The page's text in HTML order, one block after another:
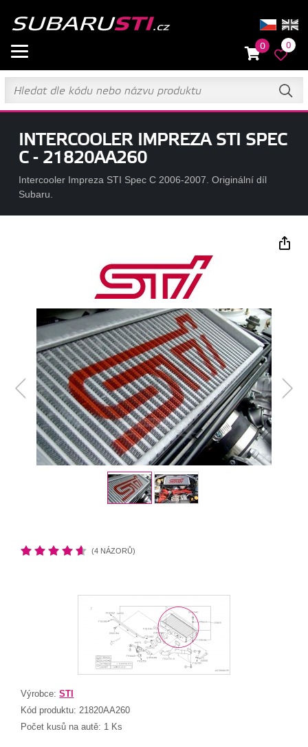
0 0
INTERCOOLER IMPREZA STI SPEC
C - 21820AA260
Intercooler Impreza STI Spec C 2006-2007. Originální díl
Subaru.
(4 NÁZORŮ)
Výrobce:STI
Kód produktu:21820AA260
Počet kusů na autě: 1 Ks